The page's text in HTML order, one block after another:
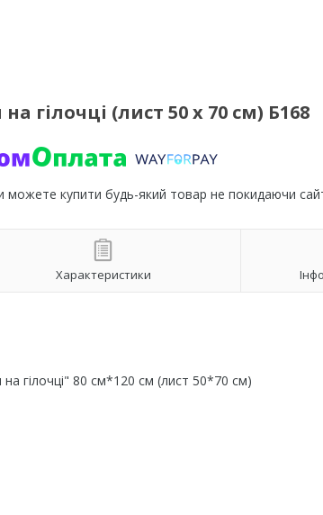
гілочці (лист 50 х 70 см) Б168
можете купити будь-який товар не покидаючи
Характеристики
на гілочці" 80 см*120 см (лист 50*70 см)